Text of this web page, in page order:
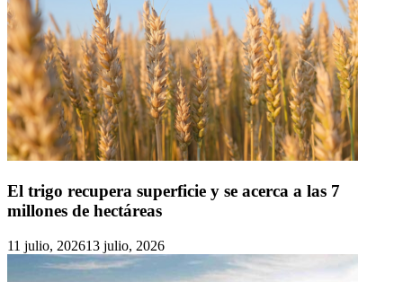
El trigo recupera superficie y se acerca a las 7
millones de hectáreas
11 julio, 202613 julio, 2026